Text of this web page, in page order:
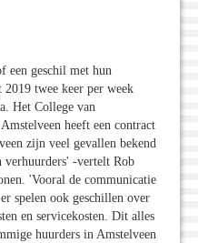
een geschil met hun
twee keer per week
Het College van
heeft een contract
zijn veel gevallen bekend
verhuurders' -vertelt Rob
'Vooral de communicatie
spelen ook geschillen over
en servicekosten. Dit alles
huurders in Amstelveen